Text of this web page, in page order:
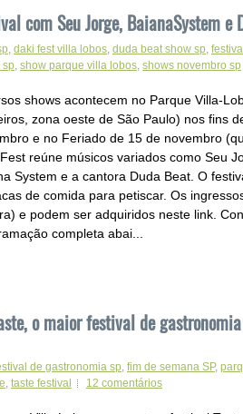
com Seu Jorge, BaianaSystem e
daki fest villa lobos duda beat show sp
sp show parque villa lobos shows novembro sp
shows acontecem no Parque Villa-
zona oeste de São Paulo) nos fins
e no Feriado de 15 de novembro
reúne músicos variados como Seu
System e a cantora Duda Beat. O
de comida para petiscar. Os
e podem ser adquiridos neste link.
completa abai...
o maior festival de
de gastronomia sp fim de semana SP,
taste festival 12 comentários